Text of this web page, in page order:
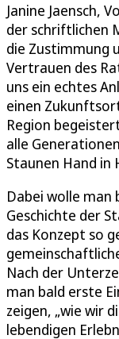
Janine Jaensch,
der schriftlichen
die Zustimmung
Vertrauen des
uns ein echtes
einen
Region
alle
Staunen Hand in
Dabei wolle man
Geschichte der
das Konzept so
Nach der
man bald erste
zeigen, „wie wir
lebendigen